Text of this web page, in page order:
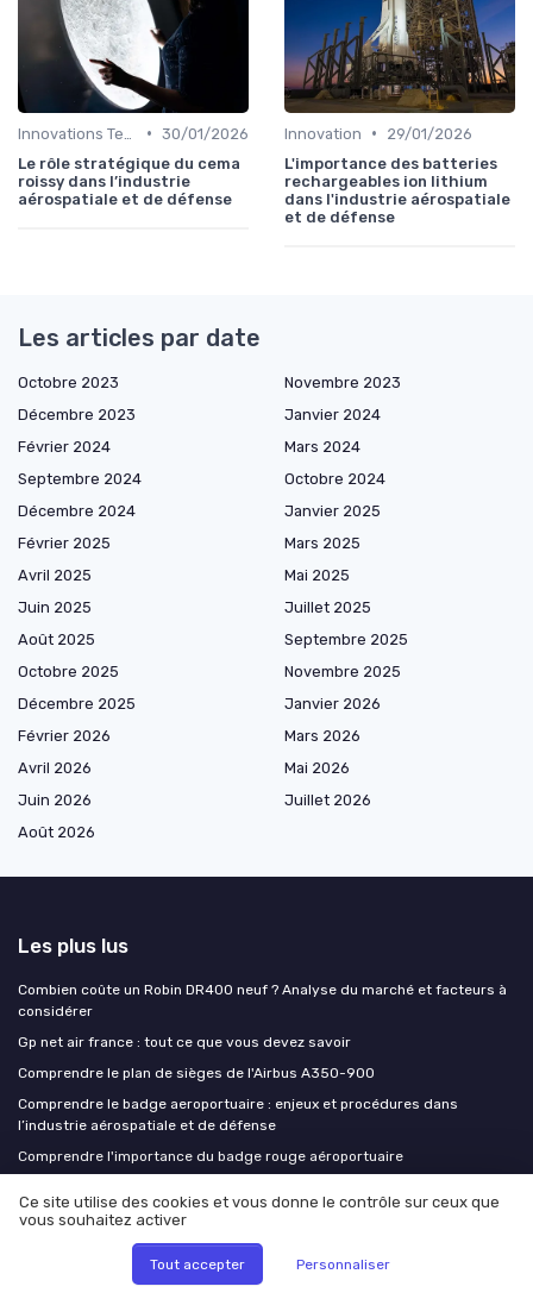
• 30/01/2026
Le rôle stratégique du cema
roissy dans l’industrie
aérospatiale et de défense
Innovation •
29/01/2026
L'importance des batteries
rechargeables ion lithium
dans l'industrie aérospatiale
et de défense
Les articles par date
Octobre 2023
Novembre 2023
Décembre 2023
Janvier 2024
Février 2024
Mars 2024
Septembre 2024
Octobre 2024
Décembre 2024
Janvier 2025
Février 2025
Mars 2025
Avril 2025
Mai 2025
Juin 2025
Juillet 2025
Août 2025
Septembre 2025
Octobre 2025
Novembre 2025
Décembre 2025
Janvier 2026
Février 2026
Mars 2026
Avril 2026
Mai 2026
Juin 2026
Juillet 2026
Août 2026
Les plus lus
Combien coûte un Robin DR400 neuf ? Analyse du marché et facteurs à
considérer
Gp net air france : tout ce que vous devez savoir
Comprendre le plan de sièges de l'Airbus A350-900
Comprendre le badge aeroportuaire : enjeux et procédures dans
l’industrie aérospatiale et de défense
Comprendre l'importance du badge rouge aéroportuaire
Les derniers articles
Travailler dans le spatial en France : les acteurs, les métiers et les
parcours pour intégrer la filière
Ce site utilise des cookies et vous donne le contrôle sur ceux que
vous souhaitez activer
Tout accepter Personnaliser